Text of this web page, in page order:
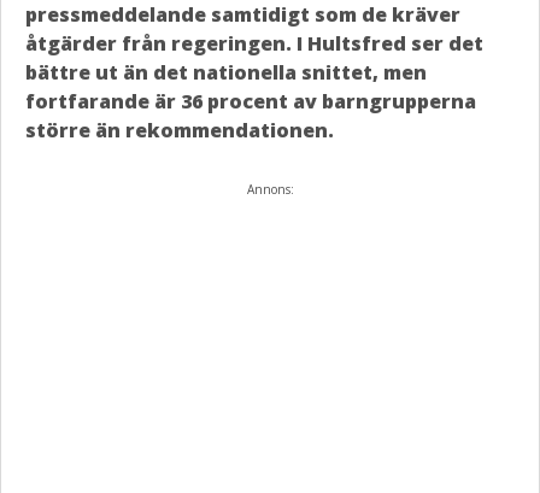
pressmeddelande samtidigt som de kräver
åtgärder från regeringen. I Hultsfred ser det
bättre ut än det nationella snittet, men
fortfarande är 36 procent av barngrupperna
större än rekommendationen.
Annons: